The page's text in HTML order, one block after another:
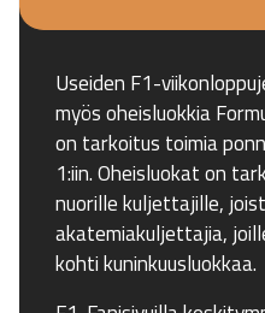
Useiden F1-
myös oheisluokkia
on tarkoitus toimia
1:iin. Oheisluokat on
nuorille kuljettajille,
akatemiakuljettajia,
kohti kuninkuusluokkaa.